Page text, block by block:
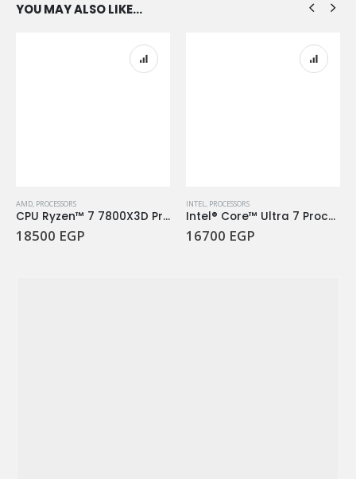
YOU MAY ALSO LIKE…
AMD, PROCESSORS
CPU Ryzen™ 7 7800X3D Processor/ TRIY
18500 EGP
INTEL, PROCESSORS
Intel® Core™ Ultra 7 Processor 265KF
16700 EGP